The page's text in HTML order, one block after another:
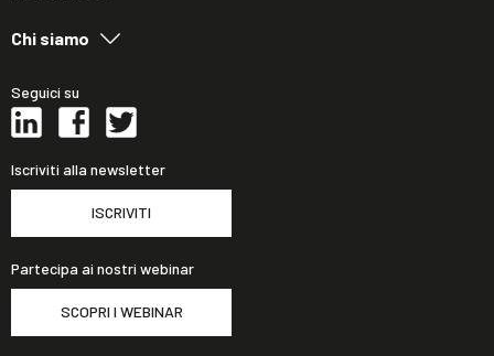
Chi siamo
Seguici su
Iscriviti alla newsletter
ISCRIVITI
Partecipa ai nostri webinar
SCOPRI I WEBINAR